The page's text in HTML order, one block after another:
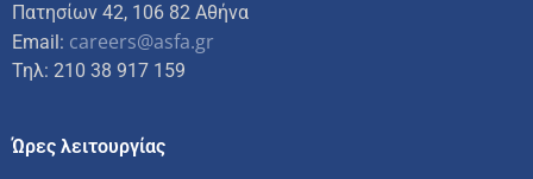
Πατησίων 42, 106 82 Αθήνα
Email: careers@asfa.gr
Τηλ: 210 38 917 159
Ώρες λειτουργίας